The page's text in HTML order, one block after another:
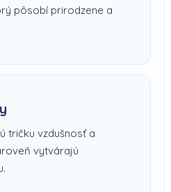
pôsobí prirodzene a
tričku vzdušnosť a
vytvárajú